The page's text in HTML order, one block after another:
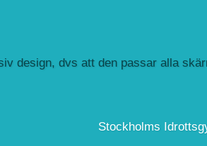
design, dvs att den passar alla
Stockholms